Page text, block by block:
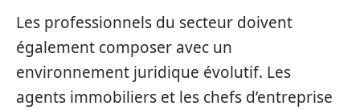
Les professionnels du secteur doivent
également composer avec un
environnement juridique évolutif. Les
agents immobiliers et les chefs d’entreprise